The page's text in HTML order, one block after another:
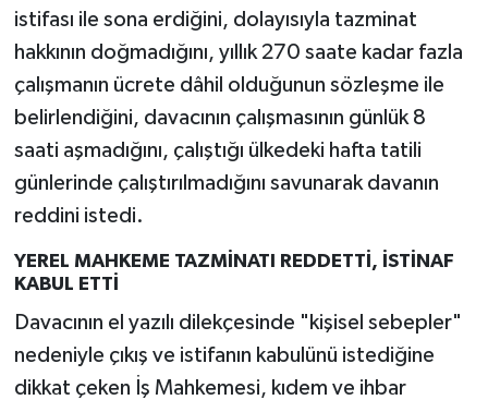
istifası ile sona erdiğini, dolayısıyla tazminat
hakkının doğmadığını, yıllık 270 saate kadar fazla
çalışmanın ücrete dâhil olduğunun sözleşme ile
belirlendiğini, davacının çalışmasının günlük 8
saati aşmadığını, çalıştığı ülkedeki hafta tatili
günlerinde çalıştırılmadığını savunarak davanın
reddini istedi.
YEREL MAHKEME TAZMİNATI REDDETTİ, İSTİNAF
KABUL ETTİ
Davacının el yazılı dilekçesinde "kişisel sebepler"
nedeniyle çıkış ve istifanın kabulünü istediğine
dikkat çeken İş Mahkemesi, kıdem ve ihbar